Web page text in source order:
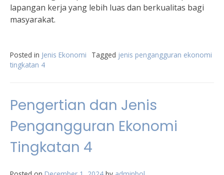
lapangan kerja yang lebih luas dan berkualitas bagi
masyarakat.
Posted in Jenis Ekonomi Tagged jenis pengangguran ekonomi
tingkatan 4
Pengertian dan Jenis
Pengangguran Ekonomi
Tingkatan 4